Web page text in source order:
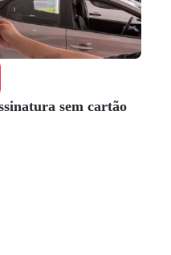
sem cartão